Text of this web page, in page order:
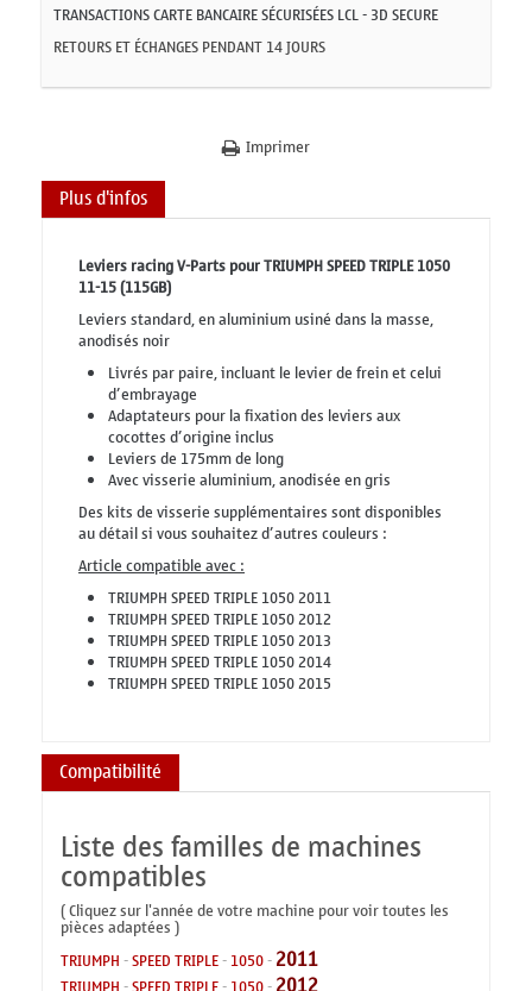
TRANSACTIONS CARTE BANCAIRE SÉCURISÉES LCL - 3D SECURE
RETOURS ET ÉCHANGES PENDANT 14 JOURS
Imprimer
Plus d'infos
Leviers racing V-Parts pour TRIUMPH SPEED TRIPLE 1050
11-15 (115GB)
Leviers standard, en aluminium usiné dans la masse,
anodisés noir
Livrés par paire, incluant le levier de frein et celui
d’embrayage
Adaptateurs pour la fixation des leviers aux
cocottes d’origine inclus
Leviers de 175mm de long
Avec visserie aluminium, anodisée en gris
Des kits de visserie supplémentaires sont disponibles
au détail si vous souhaitez d’autres couleurs :
Article compatible avec :
TRIUMPH SPEED TRIPLE 1050 2011
TRIUMPH SPEED TRIPLE 1050 2012
TRIUMPH SPEED TRIPLE 1050 2013
TRIUMPH SPEED TRIPLE 1050 2014
TRIUMPH SPEED TRIPLE 1050 2015
Compatibilité
Liste des familles de machines
compatibles
( Cliquez sur l'année de votre machine pour voir toutes les
pièces adaptées )
TRIUMPH-SPEED TRIPLE-1050-2011